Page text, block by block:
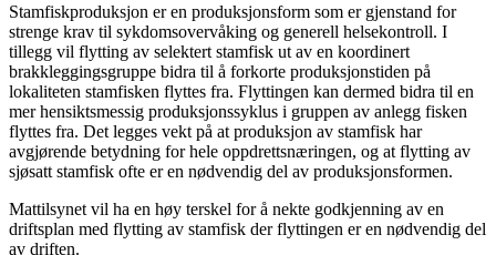
Stamfiskproduksjon er en produksjonsform som er gjenstand for
strenge krav til sykdomsovervåking og generell helsekontroll. I
tillegg vil flytting av selektert stamfisk ut av en koordinert
brakkleggingsgruppe bidra til å forkorte produksjonstiden på
lokaliteten stamfisken flyttes fra. Flyttingen kan dermed bidra til en
mer hensiktsmessig produksjonssyklus i gruppen av anlegg fisken
flyttes fra. Det legges vekt på at produksjon av stamfisk har
avgjørende betydning for hele oppdrettsnæringen, og at flytting av
sjøsatt stamfisk ofte er en nødvendig del av produksjonsformen.
Mattilsynet vil ha en høy terskel for å nekte godkjenning av en
driftsplan med flytting av stamfisk der flyttingen er en nødvendig del
av driften.